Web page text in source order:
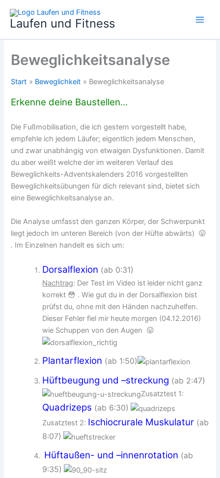
Inhalt
springen
Laufen und Fitness
Beweglichkeitsanalyse
Start Beweglichkeit Beweglichkeitsanalyse
Erkenne deine Baustellen…
Die Fußmobilisation, die ich gestern vorgestellt habe,
empfehle ich jedem Läufer; eigentlich jedem Menschen,
und zwar unabhängig von etwaigen Dysfunktionen. Damit
du aber weißt welche der im weiteren Verlauf des
Beweglichkeits-Adventskalenders 2016 vorgestellten
Beweglichkeitsübungen für dich relevant sind, bietet sich
eine Beweglichkeitsanalyse an.
Die Analyse umfasst den ganzen Körper, der Schwerpunkt
liegt jedoch im unteren Bereich (von der Hüfte abwärts) 😛
. Im Einzelnen handelt es sich um:
Dorsalflexion (ab 0:31)
Nachtrag: Der Test im Video ist leider nicht ganz
korrekt 😳 . Wie gut du in der Dorsalflexion bist
prüfst du, ohne mit den Händen nachzuhelfen.
Dieser Fehler fiel mir heute morgen (04.12.2016)
wie Schuppen von den Augen 😛
Plantarflexion (ab 1:50)
Hüftbeugung und –streckung (ab 2:47)
Zusatztest 1:
Quadrizeps (ab 6:30)
Zusatztest 2: Ischiocrurale Muskulatur (ab
8:07)
Hüftaußen- und –innenrotation (ab
9:35)